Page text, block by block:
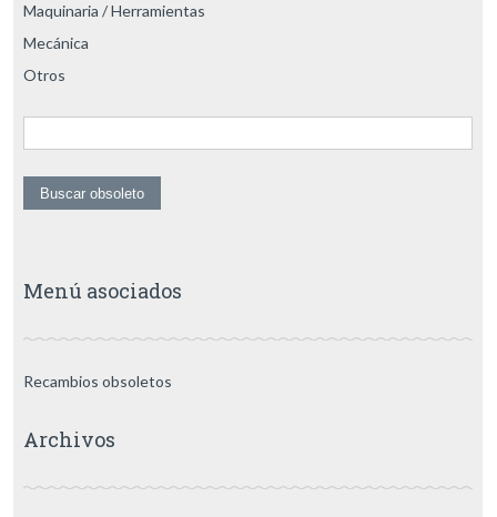
Maquinaria / Herramientas
Mecánica
Otros
Menú asociados
Recambios obsoletos
Archivos